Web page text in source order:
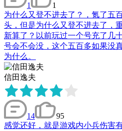
1
1
为什么又登不进去了？，氪了五
头，但是为什么又登不进去了，
新算了？以前玩过一个号充了几
号会不会没，这个五百多如果没
为什么。
信田逸夫
14
95
感觉还好，就是游戏内小兵伤害